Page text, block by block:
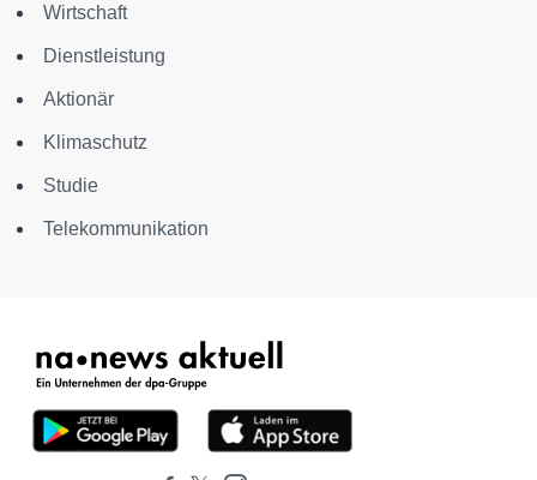
Wirtschaft
Dienstleistung
Aktionär
Klimaschutz
Studie
Telekommunikation